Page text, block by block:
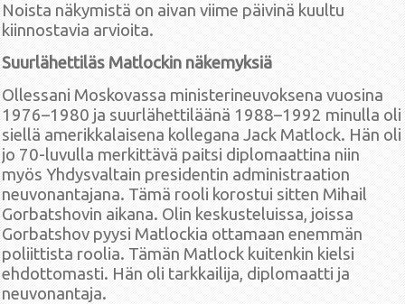
Noista näkymistä on aivan viime päivinä kuultu
kiinnostavia arvioita.
Suurlähettiläs Matlockin näkemyksiä
Ollessani Moskovassa ministerineuvoksena vuosina
1976–1980 ja suurlähettiläänä 1988–1992 minulla oli
siellä amerikkalaisena kollegana Jack Matlock. Hän oli
jo 70-luvulla merkittävä paitsi diplomaattina niin
myös Yhdysvaltain presidentin administraation
neuvonantajana. Tämä rooli korostui sitten Mihail
Gorbatshovin aikana. Olin keskusteluissa, joissa
Gorbatshov pyysi Matlockia ottamaan enemmän
poliittista roolia. Tämän Matlock kuitenkin kielsi
ehdottomasti. Hän oli tarkkailija, diplomaatti ja
neuvonantaja.